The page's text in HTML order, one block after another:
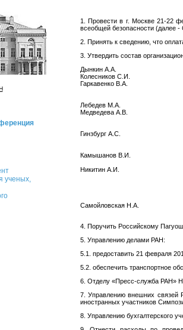
ученых,
1.Провести в г. Москве 21-22
всеобщей безопасности (далее
2. Принять к сведению, что
3. Утвердить состав
Дынкин А.А.
Колесников С.И.
Гаркавенко В.А.
Лебедев М.А.
Медведева А.В.
Гинзбург А.С.
Камышанов В.И.
Никитин А.И.
Самойловская Н.А.
4. Поручить Российскому
5. Управлению делами РАН:
5.1. предоставить 21 февраля
5.2. обеспечить транспортное
6. Отделу «Пресс-служба РАН»
7. Управлению внешних связей
иностранных участников
8. Управлению бухгалтерского